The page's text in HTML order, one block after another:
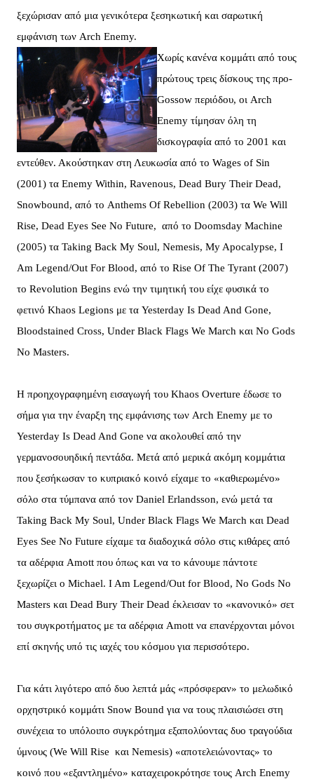
ξεχώρισαν από μια γενικότερα ξεσηκωτική και σαρωτική
εμφάνιση των Arch Enemy.
Χωρίς κανένα κομμάτι από τους
πρώτους τρεις δίσκους της προ-
Gossow περιόδου, οι Arch
Enemy τίμησαν όλη τη
δισκογραφία από το 2001 και
εντεύθεν. Ακούστηκαν στη Λευκωσία από το Wages of Sin
(2001) τα Enemy Within, Ravenous, Dead Bury Their Dead,
Snowbound, από το Anthems Of Rebellion (2003) τα We Will
Rise, Dead Eyes See No Future, από το Doomsday Machine
(2005) τα Taking Back My Soul, Nemesis, My Apocalypse, I
Am Legend/Out For Blood, από το Rise Of The Tyrant (2007)
τo Revolution Begins ενώ την τιμητική του είχε φυσικά το
φετινό Khaos Legions με τα Yesterday Is Dead And Gone,
Bloodstained Cross, Under Black Flags We March και No Gods
No Masters.
H προηχογραφημένη εισαγωγή του Khaos Overture έδωσε το
σήμα για την έναρξη της εμφάνισης των Arch Enemy με το
Yesterday Is Dead And Gone να ακολουθεί από την
γερμανοσουηδική πεντάδα. Μετά από μερικά ακόμη κομμάτια
που ξεσήκωσαν το κυπριακό κοινό είχαμε το «καθιερωμένο»
σόλο στα τύμπανα από τον Daniel Erlandsson, ενώ μετά τα
Taking Back My Soul, Under Black Flags We March και Dead
Eyes See No Future είχαμε τα διαδοχικά σόλο στις κιθάρες από
τα αδέρφια Amott που όπως και να το κάνουμε πάντοτε
ξεχωρίζει ο Michael. I Am Legend/Out for Blood, No Gods No
Masters και Dead Bury Their Dead έκλεισαν το «κανονικό» σετ
του συγκροτήματος με τα αδέρφια Amott να επανέρχονται μόνοι
επί σκηνής υπό τις ιαχές του κόσμου για περισσότερο.
Για κάτι λιγότερο από δυο λεπτά μάς «πρόσφεραν» το μελωδικό
ορχηστρικό κομμάτι Snow Bound για να τους πλαισιώσει στη
συνέχεια το υπόλοιπο συγκρότημα εξαπολύοντας δυο τραγούδια
ύμνους (We Will Rise και Nemesis) «αποτελειώνοντας» το
κοινό που «εξαντλημένο» καταχειροκρότησε τους Arch Enemy